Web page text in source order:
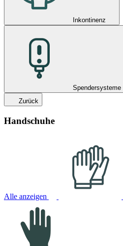
Inkontinenz
Spendersysteme
Zurück
Handschuhe
Alle anzeigen